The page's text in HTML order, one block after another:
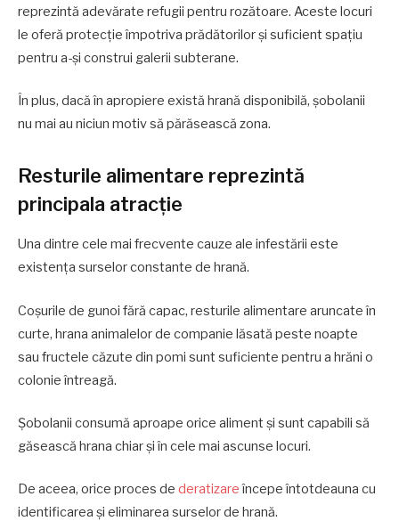
reprezintă adevărate refugii pentru rozătoare. Aceste locuri
le oferă protecție împotriva prădătorilor și suficient spațiu
pentru a-și construi galerii subterane.
În plus, dacă în apropiere există hrană disponibilă, șobolanii
nu mai au niciun motiv să părăsească zona.
Resturile alimentare reprezintă
principala atracție
Una dintre cele mai frecvente cauze ale infestării este
existența surselor constante de hrană.
Coșurile de gunoi fără capac, resturile alimentare aruncate în
curte, hrana animalelor de companie lăsată peste noapte
sau fructele căzute din pomi sunt suficiente pentru a hrăni o
colonie întreagă.
Șobolanii consumă aproape orice aliment și sunt capabili să
găsească hrana chiar și în cele mai ascunse locuri.
De aceea, orice proces de deratizare începe întotdeauna cu
identificarea și eliminarea surselor de hrană.